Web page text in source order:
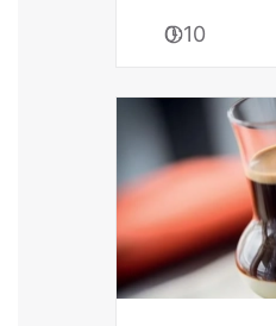
0:10